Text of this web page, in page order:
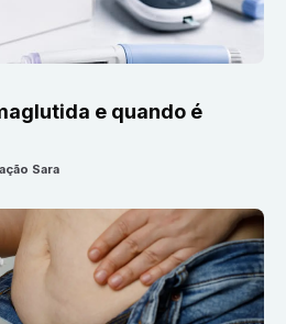
e quando é
Sara